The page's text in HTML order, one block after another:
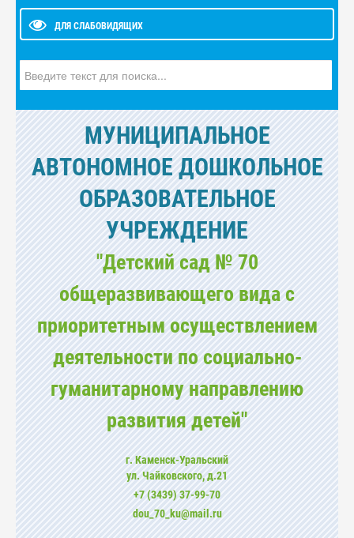
ДЛЯ СЛАБОВИДЯЩИХ
МУНИЦИПАЛЬНОЕ
АВТОНОМНОЕ ДОШКОЛЬНОЕ
ОБРАЗОВАТЕЛЬНОЕ
УЧРЕЖДЕНИЕ
"Детский сад № 70
общеразвивающего вида с
приоритетным осуществлением
деятельности по социально-
гуманитарному направлению
развития детей"
г. Каменск-Уральский
ул. Чайковского, д.21
+7 (3439) 37-99-70
dou_70_ku@mail.ru